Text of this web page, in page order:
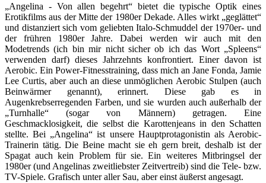
„Angelina - Von allen begehrt“ bietet die typische Optik eines
Erotikfilms aus der Mitte der 1980er Dekade. Alles wirkt „geglättet“
und distanziert sich vom geliebten Italo-Schmuddel der 1970er- und
der frühren 1980er Jahre. Dabei werden wir auch mit den
Modetrends (ich bin mir nicht sicher ob ich das Wort „Spleens“
verwenden darf) dieses Jahrzehnts konfrontiert. Einer davon ist
Aerobic. Ein Power-Fitnesstraining, dass mich an Jane Fonda, Jamie
Lee Curtis, aber auch an diese unmöglichen Aerobic Stulpen (auch
Beinwärmer genannt), erinnert. Diese gab es in
Augenkrebserregenden Farben, und sie wurden auch außerhalb der
„Turnhalle“ (sogar von Männern) getragen. Eine
Geschmacklosigkeit, die selbst die Karottenjeans in den Schatten
stellte. Bei „Angelina“ ist unsere Hauptprotagonistin als Aerobic-
Trainerin tätig. Die Beine macht sie eh gern breit, deshalb ist der
Spagat auch kein Problem für sie. Ein weiteres Mitbringsel der
1980er (und Angelinas zweitliebster Zeitvertreib) sind die Tele- bzw.
TV-Spiele. Grafisch unter aller Sau, aber einst äußerst angesagt.